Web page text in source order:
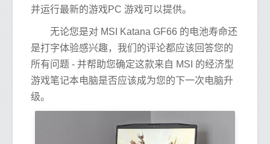
并运行最新的游戏PC 游戏可以提供。
无论您是对 MSI Katana GF66 的电池寿命还
是打字体验感兴趣，我们的评论都应该回答您的
所有问题 - 并帮助您确定这款来自 MSI 的经济型
游戏笔记本电脑是否应该成为您的下一次电脑升
级。